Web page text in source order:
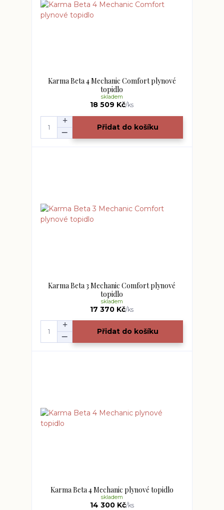
Karma Beta 4 Mechanic Comfort plynové
topidlo
18 509 Kč/ks
skladem
Přidat do košíku
Karma Beta 3 Mechanic Comfort plynové
topidlo
17 370 Kč/ks
skladem
Přidat do košíku
Karma Beta 4 Mechanic plynové topidlo
14 300 Kč/ks
skladem